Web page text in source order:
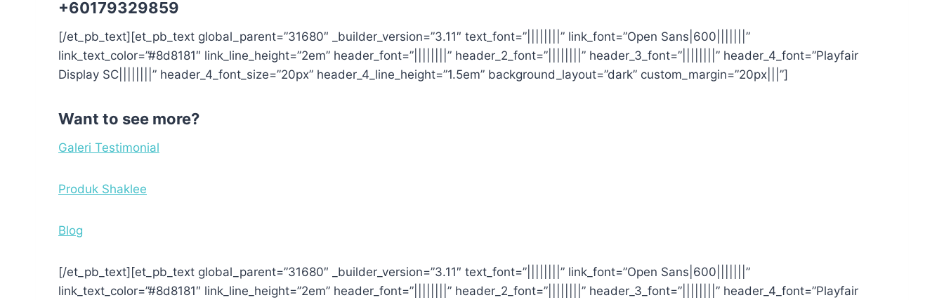
+60179329859
[/et_pb_text][et_pb_text global_parent=”31680″ _builder_version=”3.11″ text_font=”||||||||” link_font=”Open Sans|600|||||||”
link_text_color=”#8d8181″ link_line_height=”2em” header_font=”||||||||” header_2_font=”||||||||” header_3_font=”||||||||” header_4_font=”Playfair
Display SC||||||||” header_4_font_size=”20px” header_4_line_height=”1.5em” background_layout=”dark” custom_margin=”20px|||”]
Want to see more?
Galeri Testimonial
Produk Shaklee
Blog
[/et_pb_text][et_pb_text global_parent=”31680″ _builder_version=”3.11″ text_font=”||||||||” link_font=”Open Sans|600|||||||”
link_text_color=”#8d8181″ link_line_height=”2em” header_font=”||||||||” header_2_font=”||||||||” header_3_font=”||||||||” header_4_font=”Playfair